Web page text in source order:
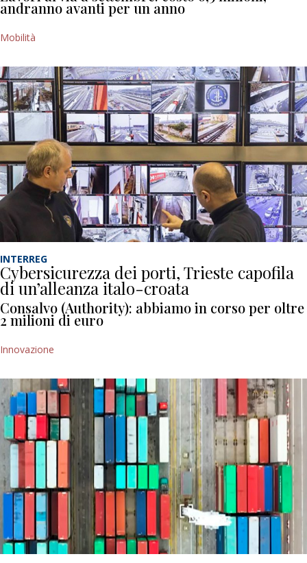
andranno avanti per un anno
Mobilità
INTERREG
Cybersicurezza dei porti, Trieste capofila
di un’alleanza italo-croata
Consalvo (Authority): abbiamo in corso per oltre
2 milioni di euro
Innovazione